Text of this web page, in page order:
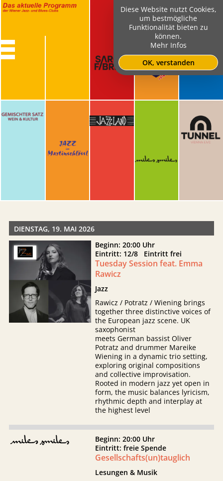
DIENSTAG, 19. MAI 2026
Beginn: 20:00 Uhr
Eintritt: 12/8 Eintritt frei
Tuesday Session feat. Emma
Rawicz
Jazz
Rawicz / Potratz / Wiening brings
together three distinctive voices of
the European jazz scene. UK
saxophonist
meets German bassist Oliver
Potratz and drummer Mareike
Wiening in a dynamic trio setting,
exploring original compositions
and collective improvisation.
Rooted in modern jazz yet open in
form, the music balances lyricism,
rhythmic depth and interplay at
the highest level
Beginn: 20:00 Uhr
Eintritt: freie Spende
Gesellschafts(un)tauglich
Lesungen & Musik
Diese Website nutzt Cookies,
um bestmögliche
Funktionalität bieten zu
können.
Mehr Infos
OK, verstanden